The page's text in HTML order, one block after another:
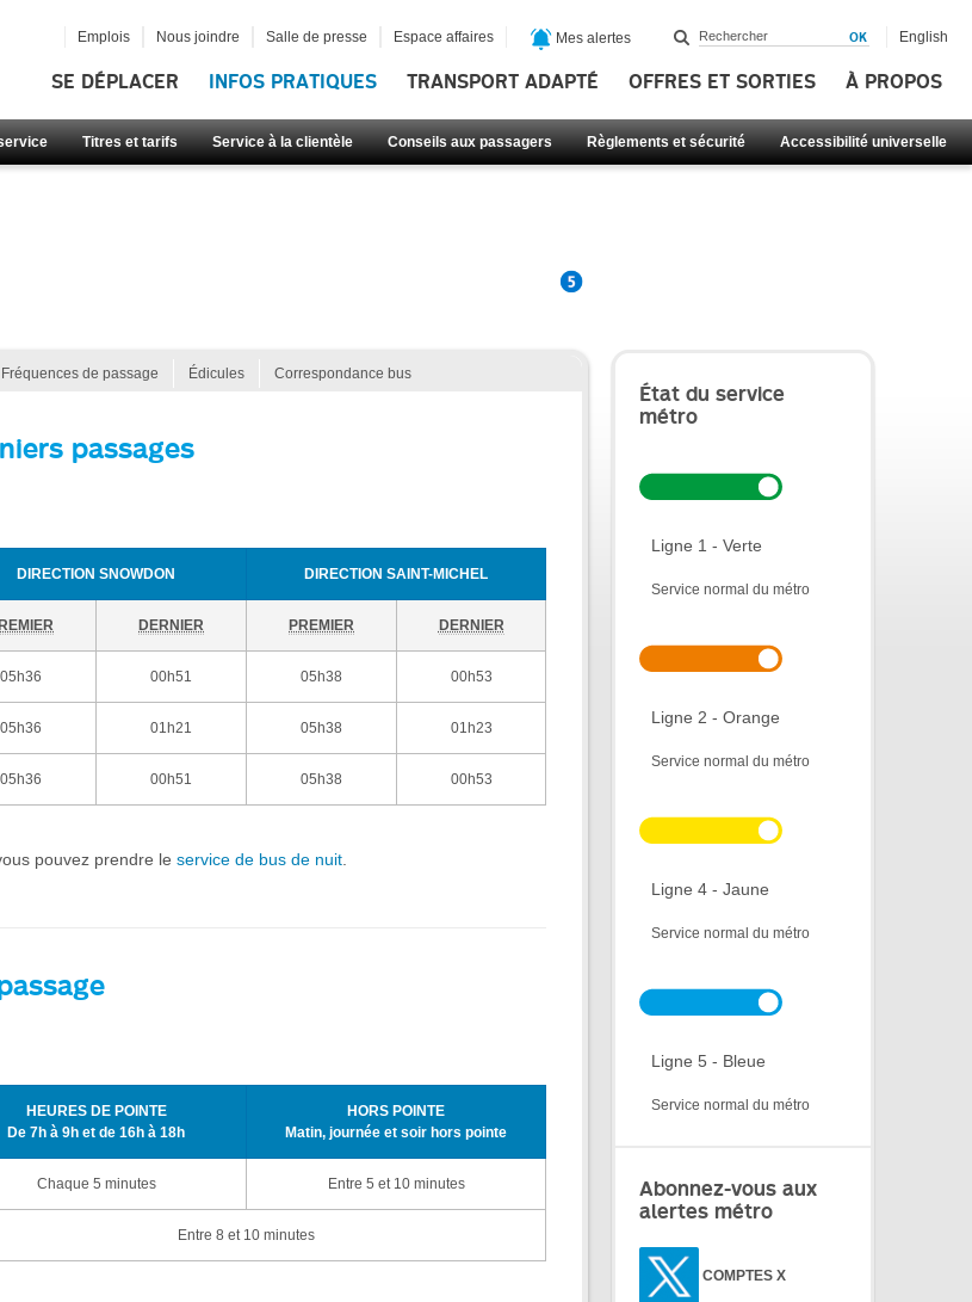
SE DÉPLACER INFOS PRATIQUES TRANSPORT ADAPTÉ OFFRES ET SORTIES À PROPOS
Titres et tarifs Service à la clientèle Conseils aux passagers Règlements et sécurité Accessibilité universelle
Emplois Nous joindre Salle de presse Espace affaires Mes alertes English
Fréquences de passage Édicules Correspondance bus
passages
DIRECTION SNOWDON DIRECTION SAINT-MICHEL
DERNIER PREMIER DERNIER
05h36 00h51 05h38 00h53
05h36 01h21 05h38 01h23
05h36 00h51 05h38 00h53
pouvez prendre le service de bus de nuit
HEURES DE POINTE
De 7h à 9h et de 16h à 18h
HORS POINTE
Matin, journée et soir hors pointe
Chaque 5 minutes Entre 5 et 10 minutes
Entre 8 et 10 minutes
État du service
métro
Ligne 1 - Verte
Service normal du métro
Ligne 2 - Orange
Service normal du métro
Ligne 4 - Jaune
Service normal du métro
Ligne 5 - Bleue
Service normal du métro
Abonnez-vous aux
alertes métro
COMPTES X